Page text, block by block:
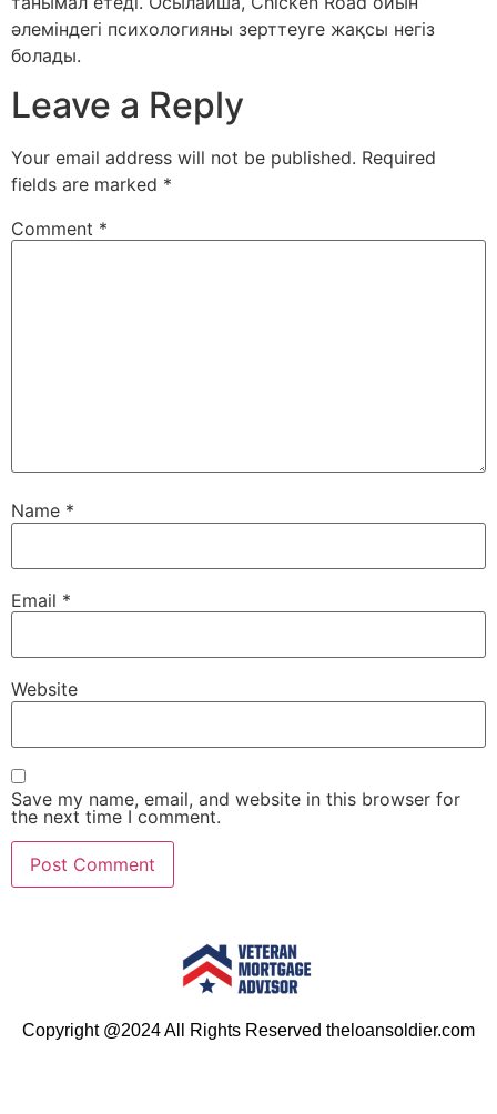
әлеміндегі психологияны зерттеуге жақсы негіз
болады.
Leave a Reply
Your email address will not be published. Required
fields are marked *
Comment *
Name *
Email *
Website
Save my name, email, and website in this browser for
the next time I comment.
Copyright @2024 All Rights Reserved theloansoldier.com